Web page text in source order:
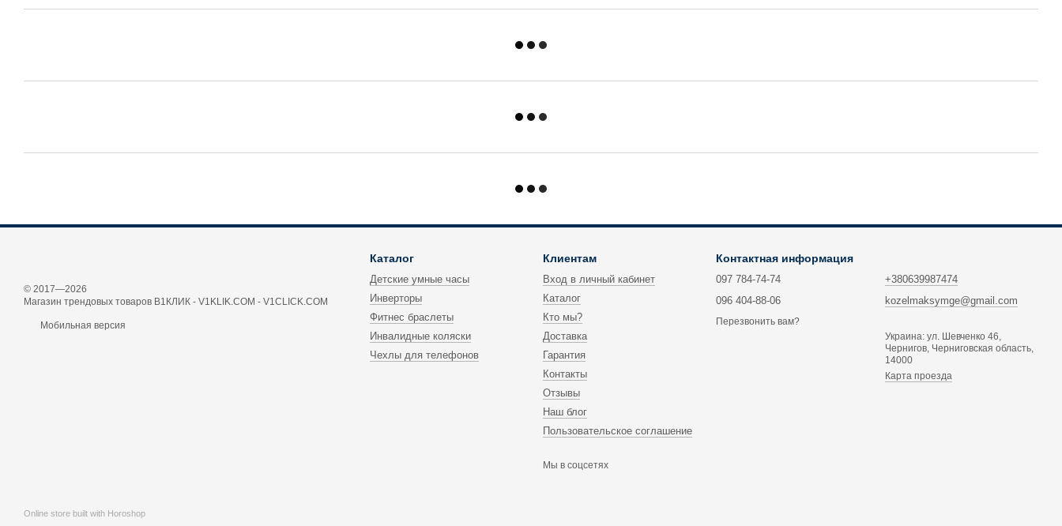
© 2017—2026
Магазин трендовых товаров В1КЛИК - V1KLIK.COM - V1CLICK.COM
Мобильная версия
Online store built with Horoshop
Каталог
Детские умные часы
Инверторы
Фитнес браслеты
Инвалидные коляски
Чехлы для телефонов
Клиентам
Вход в личный кабинет
Каталог
Кто мы?
Доставка
Гарантия
Контакты
Отзывы
Наш блог
Пользовательское соглашение
Мы в соцсетях
Контактная информация
097 784-74-74
096 404-88-06
Перезвонить вам?
+380639987474
kozelmaksymge@gmail.com
Украина: ул. Шевченко 46,
Чернигов, Черниговская область,
14000
Карта проезда